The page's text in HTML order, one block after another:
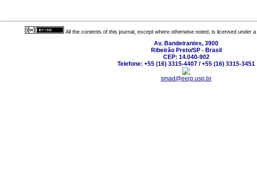
All the contents of this journal, except where otherwise noted, is licensed under a
Av. Bandeirantes, 3900
Ribeirão Preto/SP - Brasil
CEP: 14.040-902
Telefone: +55 (16) 3315-4407 / +55 (16) 3315-3451
smad@eerp.usp.br